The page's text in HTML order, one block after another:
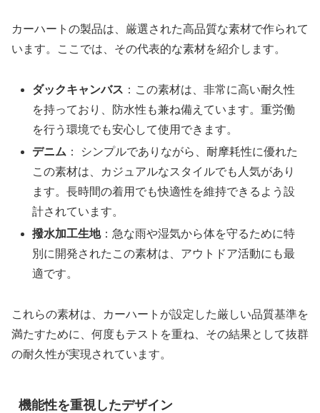
カーハートの製品は、厳選された高品質な素材で作られて
います。ここでは、その代表的な素材を紹介します。
ダックキャンバス ：この素材は、非常に高い耐久性
を持っており、防水性も兼ね備えています。重労働
を行う環境でも安心して使用できます。
デニム ： シンプルでありながら、耐摩耗性に優れた
この素材は、カジュアルなスタイルでも人気があり
ます。長時間の着用でも快適性を維持できるよう設
計されています。
撥水加工生地：急な雨や湿気から体を守るために特
別に開発されたこの素材は、アウトドア活動にも最
適です。
これらの素材は、カーハートが設定した厳しい品質基準を
満たすために、何度もテストを重ね、その結果として抜群
の耐久性が実現されています。
機能性を重視したデザイン